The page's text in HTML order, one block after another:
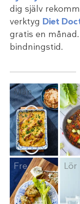
dig själv
verktyg Diet
gratis en
bindningstid.
Mån Tis
Fre Lör